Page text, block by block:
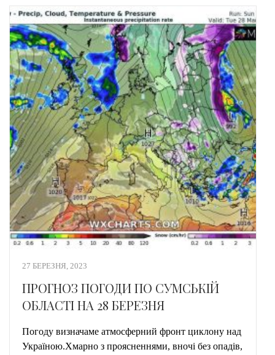
27 БЕРЕЗНЯ, 2023
ПРОГНОЗ ПОГОДИ ПО СУМСЬКІЙ
ОБЛАСТІ НА 28 БЕРЕЗНЯ
Погоду визначаме атмосферний фронт циклону над
Україною.Хмарно з проясненнями, вночі без опадів,